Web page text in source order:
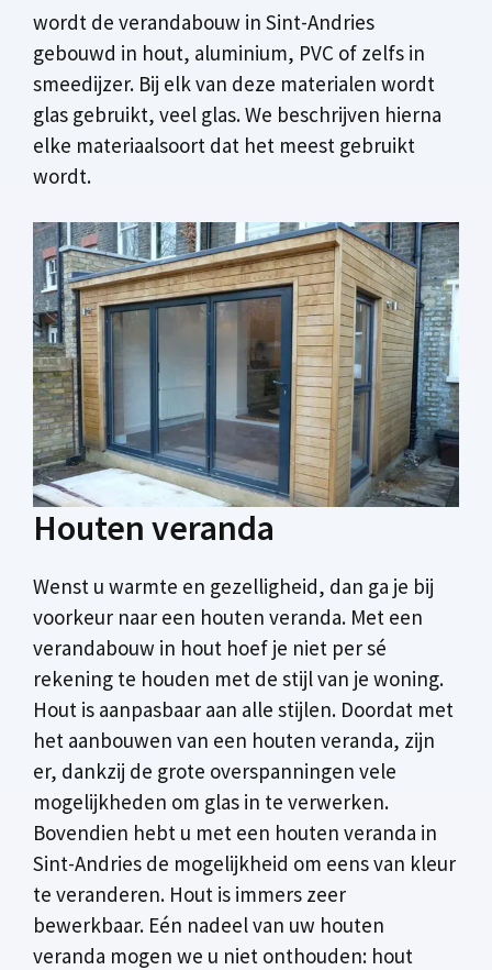
wordt de verandabouw in Sint-Andries
gebouwd in hout, aluminium, PVC of zelfs in
smeedijzer. Bij elk van deze materialen wordt
glas gebruikt, veel glas. We beschrijven hierna
elke materiaalsoort dat het meest gebruikt
wordt.
Houten veranda
Wenst u warmte en gezelligheid, dan ga je bij
voorkeur naar een houten veranda. Met een
verandabouw in hout hoef je niet per sé
rekening te houden met de stijl van je woning.
Hout is aanpasbaar aan alle stijlen. Doordat met
het aanbouwen van een houten veranda, zijn
er, dankzij de grote overspanningen vele
mogelijkheden om glas in te verwerken.
Bovendien hebt u met een houten veranda in
Sint-Andries de mogelijkheid om eens van kleur
te veranderen. Hout is immers zeer
bewerkbaar. Eén nadeel van uw houten
veranda mogen we u niet onthouden: hout